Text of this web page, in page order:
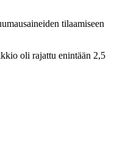
tilaamiseen
oli rajattu enintään 2,5